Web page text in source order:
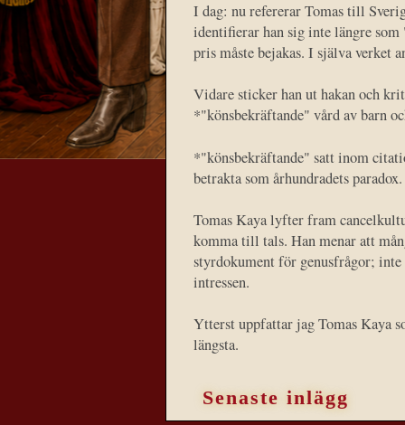
I dag: nu refererar Tomas till
identifierar han sig inte längre
pris måste bejakas. I själva verket
Vidare sticker han ut hakan och
*"könsbekräftande" vård av barn
*"könsbekräftande" satt inom
betrakta som århundradets paradox.
Tomas Kaya lyfter fram
komma till tals. Han menar att
styrdokument för genusfrågor;
intressen.
Ytterst uppfattar jag Tomas Kaya
längsta.
Senaste inlägg